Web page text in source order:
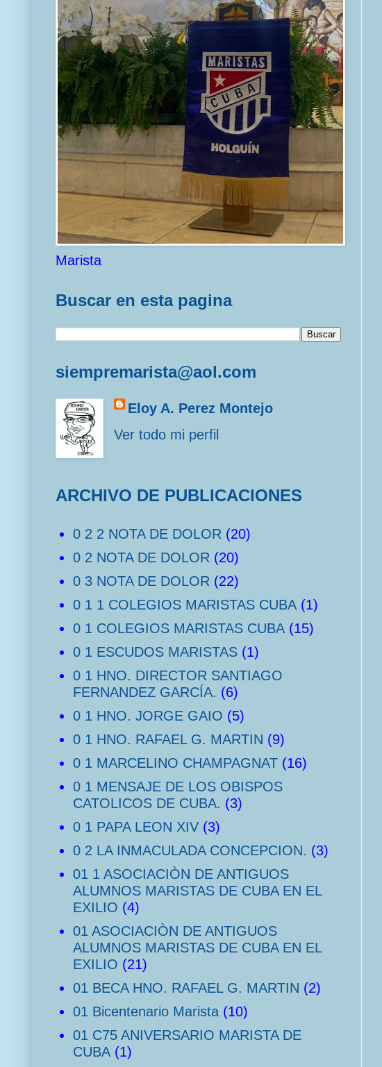
Marista
Buscar en esta pagina
siempremarista@aol.com
Eloy A. Perez Montejo
Ver todo mi perfil
ARCHIVO DE PUBLICACIONES
0 2 2 NOTA DE DOLOR (20)
0 2 NOTA DE DOLOR (20)
0 3 NOTA DE DOLOR (22)
0 1 1 COLEGIOS MARISTAS CUBA (1)
0 1 COLEGIOS MARISTAS CUBA (15)
0 1 ESCUDOS MARISTAS (1)
0 1 HNO. DIRECTOR SANTIAGO
FERNANDEZ GARCÍA. (6)
0 1 HNO. JORGE GAIO (5)
0 1 HNO. RAFAEL G. MARTIN (9)
0 1 MARCELINO CHAMPAGNAT (16)
0 1 MENSAJE DE LOS OBISPOS
CATOLICOS DE CUBA. (3)
0 1 PAPA LEON XIV (3)
0 2 LA INMACULADA CONCEPCION. (3)
01 1 ASOCIACIÒN DE ANTIGUOS
ALUMNOS MARISTAS DE CUBA EN EL
EXILIO (4)
01 ASOCIACIÒN DE ANTIGUOS
ALUMNOS MARISTAS DE CUBA EN EL
EXILIO (21)
01 BECA HNO. RAFAEL G. MARTIN (2)
01 Bicentenario Marista (10)
01 C75 ANIVERSARIO MARISTA DE
CUBA (1)